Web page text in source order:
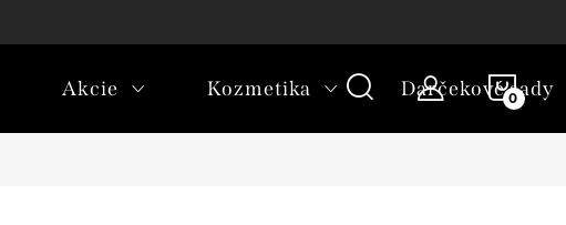
Akcie Kozmetika Darčekové sady